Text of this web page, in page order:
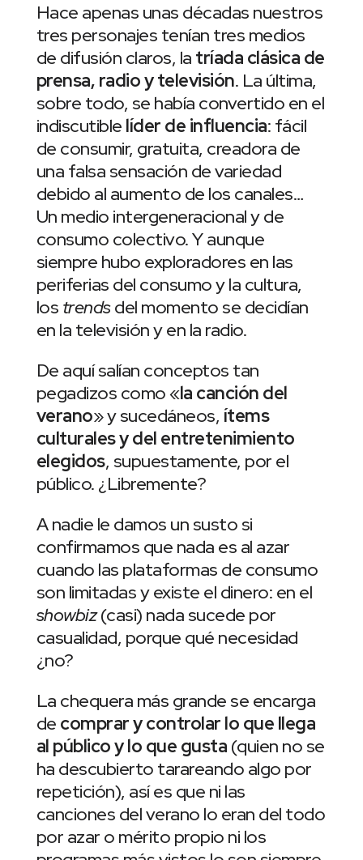
Hace apenas unas décadas nuestros
tres personajes tenían tres medios
de difusión claros, la tríada clásica de
prensa, radio y televisión. La última,
sobre todo, se había convertido en el
indiscutible líder de influencia: fácil
de consumir, gratuita, creadora de
una falsa sensación de variedad
debido al aumento de los canales…
Un medio intergeneracional y de
consumo colectivo. Y aunque
siempre hubo exploradores en las
periferias del consumo y la cultura,
los trendsdel momento se decidían
en la televisión y en la radio.
De aquí salían conceptos tan
pegadizos como «la canción del
verano» y sucedáneos, ítems
culturales y del entretenimiento
elegidos, supuestamente, por el
público. ¿Libremente?
A nadie le damos un susto si
confirmamos que nada es al azar
cuando las plataformas de consumo
son limitadas y existe el dinero: en el
showbiz(casi) nada sucede por
casualidad, porque qué necesidad
¿no?
La chequera más grande se encarga
de comprar y controlar lo que llega
al público y lo que gusta (quien no se
ha descubierto tarareando algo por
repetición), así es que ni las
canciones del verano lo eran del todo
por azar o mérito propio ni los